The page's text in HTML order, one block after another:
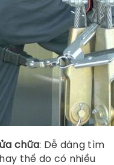
chữa: Dễ dàng tìm
thế do có nhiều